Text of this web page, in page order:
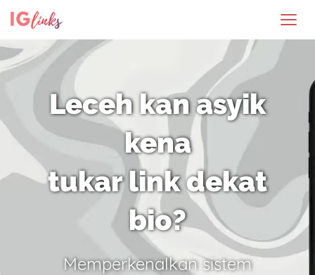
Leceh kan asyik
kena
tukar link dekat
bio?
Memperkenalkan sistem